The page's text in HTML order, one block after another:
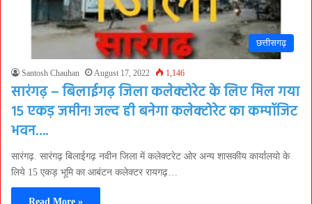
छत्तीसगढ़
Santosh Chauhan August 17, 2022 1,146
सारंगढ़ – बिलाईगढ़ जिला कलेक्टोरेट के लिए मिल गया
15 एकड़ जमीन! जल्द ही बनेगा कलेक्टोरेट का कम्पॉजिट
भवन….
सारंगढ़. सारंगढ़ बिलाईगढ़ नवीन जिला में कलेक्टरेट ओर अन्य शासकीय कार्यालयो के
लिये 15 एकड़ भूमि का आबंटन कलेक्टर रायगढ़…
Read More »